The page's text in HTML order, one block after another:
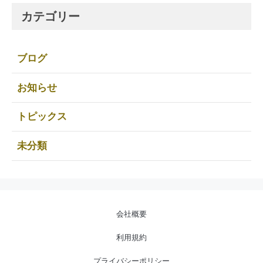
カテゴリー
ブログ
お知らせ
トピックス
未分類
会社概要
利用規約
プライバシーポリシー